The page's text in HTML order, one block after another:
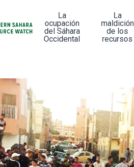
La
ocupación
del Sáhara
Occidental
La
maldición
de los
recursos